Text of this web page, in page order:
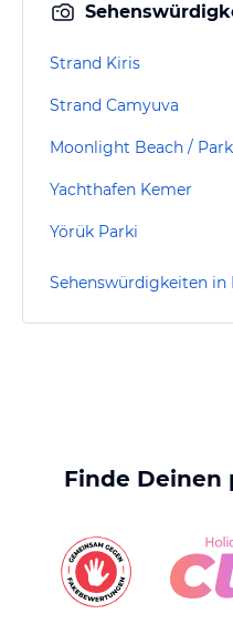
Strand Kiris
Strand Camyuva
Moonlight Beach / Park
Yachthafen Kemer
Yörük Parki
Sehenswürdigkeiten in
Finde Deinen